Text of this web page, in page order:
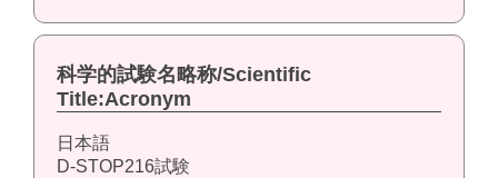
科学的試験名略称/Scientific
Title:Acronym
日本語
D-STOP216試験